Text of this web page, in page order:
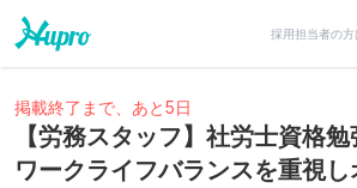
採用担当者の方
掲載終了まで、あと5日
【労務スタッフ】社労士資格勉
ワークライフバランスを重視し